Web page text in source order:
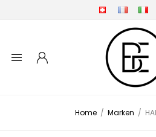
Home / Marken /